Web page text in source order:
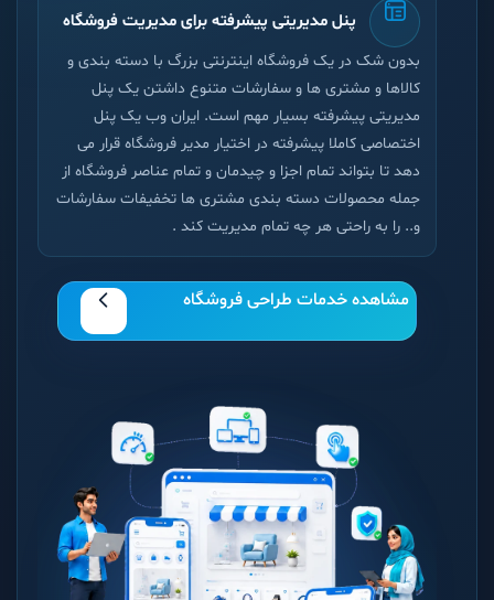
پنل مدیریتی پیشرفته برای مدیریت فروشگاه
بدون شک در یک فروشگاه اینترنتی بزرگ با دسته بندی و
کالاها و مشتری ها و سفارشات متنوع داشتن یک پنل
مدیریتی پیشرفته بسیار مهم است. ایران وب یک پنل
اختصاصی کاملا پیشرفته در اختیار مدیر فروشگاه قرار می
دهد تا بتواند تمام اجزا و چیدمان و تمام عناصر فروشگاه از
جمله محصولات دسته بندی مشتری ها تخفیفات سفارشات
و.. را به راحتی هر چه تمام مدیریت کند .
مشاهده خدمات طراحی فروشگاه